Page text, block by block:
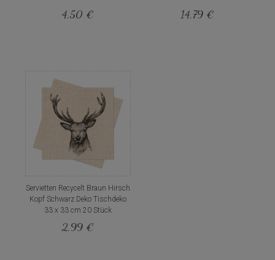
4,50 € 14,79 €
Servietten Recycelt Braun Hirsch
Kopf Schwarz Deko Tischdeko
33 x 33 cm 20 Stück
2,99 €